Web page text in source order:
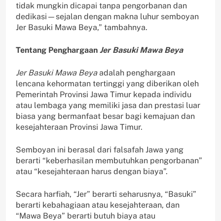
tidak mungkin dicapai tanpa pengorbanan dan
dedikasi—sejalan dengan makna luhur semboyan
Jer Basuki Mawa Beya,” tambahnya.
Tentang Penghargaan Jer Basuki Mawa Beya
Jer Basuki Mawa Beyaadalah penghargaan
lencana kehormatan tertinggi yang diberikan oleh
Pemerintah Provinsi Jawa Timur kepada individu
atau lembaga yang memiliki jasa dan prestasi luar
biasa yang bermanfaat besar bagi kemajuan dan
kesejahteraan Provinsi Jawa Timur.
Semboyan ini berasal dari falsafah Jawa yang
berarti “keberhasilan membutuhkan pengorbanan”
atau “kesejahteraan harus dengan biaya”.
Secara harfiah, “Jer” berarti seharusnya, “Basuki”
berarti kebahagiaan atau kesejahteraan, dan
“Mawa Beya” berarti butuh biaya atau